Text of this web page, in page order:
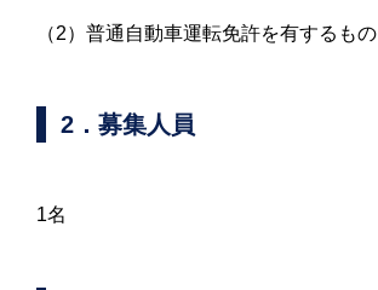
（2）普通自動車運転免許を有するもの
2．募集人員
1名